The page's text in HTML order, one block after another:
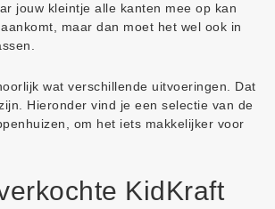
jouw kleintje alle kanten mee op kan
maar dan moet het wel ook in
wat verschillende uitvoeringen. Dat
Hieronder vind je een selectie van de
om het iets makkelijker voor
KidKraft